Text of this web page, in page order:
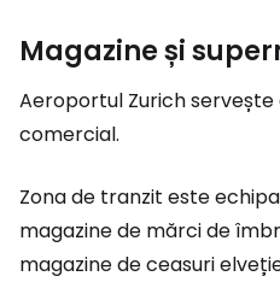
Magazine și
Aeroportul Zurich
comercial.
Zona de tranzit este
magazine de mărci de
magazine de ceasuri